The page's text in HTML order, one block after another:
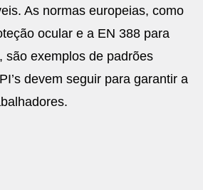
As normas europeias, como
ocular e a EN 388 para
são exemplos de padrões
devem seguir para garantir a